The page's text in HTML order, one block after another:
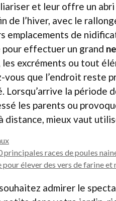
et leur offre un
de l’hiver, avec le
emplacements de
pour effectuer un grand
les excréments ou tout
vous que l’endroit reste
Lorsqu’arrive la période
les parents ou
distance, mieux vaut
principales races de poules
pour élever des vers de farine
admirer le